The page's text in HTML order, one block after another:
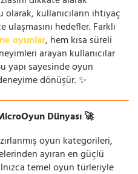
kullanıcıların ihtiyaç
hedefler. Farklı
oyunlar, hem kısa süreli
arayan kullanıcılar
yapı sayesinde oyun
dönüşür. ✨
Dünyası 🚀
oyun kategorileri,
ayıran en güçlü
temel oyun türleriyle